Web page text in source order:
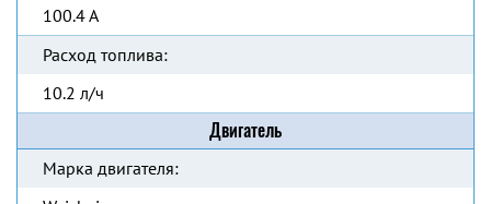
100.4 А
Расход топлива:
10.2 л/ч
Двигатель
Марка двигателя: